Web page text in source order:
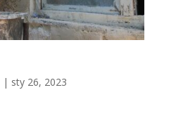
| sty 26, 2023